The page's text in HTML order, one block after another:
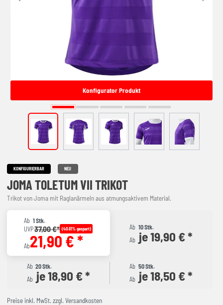
Konfigurator Produkt
KONFIGURIERBAR NEU
JOMA TOLETUM VII TRIKOT
Trikot von Joma mit Raglanärmeln aus atmungsaktivem Material.
Ab 1 Stk.
UVP37,00 €* (40.81% gespart)
Ab21,90 € *
Ab 10 Stk.
Ab je 19,90 € *
Ab 20 Stk.
Ab je 18,90 € *
Ab 50 Stk.
Ab je 18,50 € *
Preise inkl. MwSt. zzgl. Versandkosten